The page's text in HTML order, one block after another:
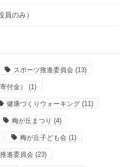
のみ）
スポーツ推進委員会 (13)
付金） (1)
健康づくりウォーキング (11)
梅が丘まつり (4)
梅が丘子ども会 (1)
進委員会 (23)